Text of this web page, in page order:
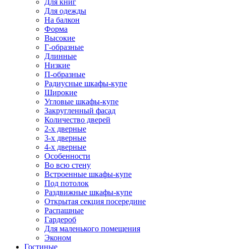
Для книг
Для одежды
На балкон
Форма
Высокие
Г-образные
Длинные
Низкие
П-образные
Радиусные шкафы-купе
Широкие
Угловые шкафы-купе
Закругленный фасад
Количество дверей
2-х дверные
3-х дверные
4-х дверные
Особенности
Во всю стену
Встроенные шкафы-купе
Под потолок
Раздвижные шкафы-купе
Открытая секция посередине
Распашные
Гардероб
Для маленького помещения
Эконом
Гостиные